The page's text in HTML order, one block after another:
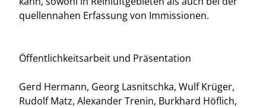
quellennahen Erfassung von Immissionen.
Öffentlichkeitsarbeit und Präsentation
Gerd Hermann, Georg Lasnitschka, Wulf Krüger,
Rudolf Matz, Alexander Trenin, Burkhard Höflich,